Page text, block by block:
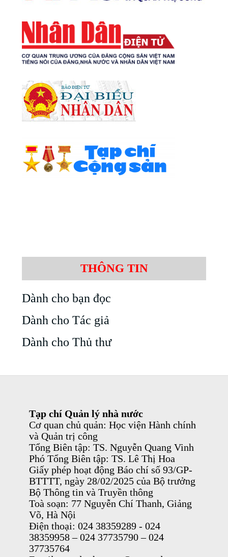
THÔNG TIN
Dành cho bạn đọc
Dành cho Tác giả
Dành cho Thủ thư
Tạp chí Quản lý nhà nước
Cơ quan chủ quản: Học viện Hành chính
và Quản trị công
Tổng Biên tập: TS. Nguyễn Quang Vinh
Phó Tổng Biên tập: TS. Lê Thị Hoa
Giấy phép hoạt động Báo chí số 93/GP-
BTTTT, ngày 28/02/2025 của Bộ trưởng
Bộ Thông tin và Truyền thông
Toà soạn: 77 Nguyễn Chí Thanh, Giảng
Võ, Hà Nội
Điện thoại: 024 38359289 - 024
38359958 – 024 37735790 – 024
37735764